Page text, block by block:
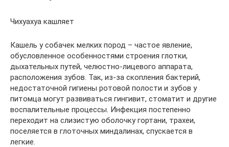
Чихуахуа кашляет
Кашель у собачек мелких пород – частое явление,
обусловленное особенностями строения глотки,
дыхательных путей, челюстно-лицевого аппарата,
расположения зубов. Так, из-за скопления бактерий,
недостаточной гигиены ротовой полости и зубов у
питомца могут развиваться гингивит, стоматит и другие
воспалительные процессы. Инфекция постепенно
переходит на слизистую оболочку гортани, трахеи,
поселяется в глоточных миндалинах, спускается в
легкие.